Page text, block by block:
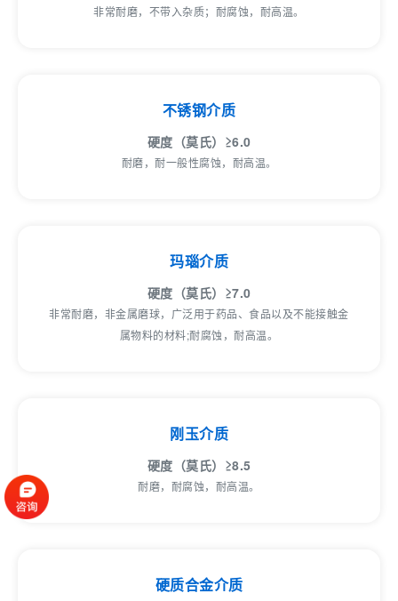
非常耐磨，不带入杂质；耐腐蚀，耐高温。
不锈钢介质
硬度（莫氏）≥6.0
耐磨，耐一般性腐蚀，耐高温。
玛瑙介质
硬度（莫氏）≥7.0
非常耐磨，非金属磨球，广泛用于药品、食品以及不能接触金
属物料的材料;耐腐蚀，耐高温。
刚玉介质
硬度（莫氏）≥8.5
耐磨，耐腐蚀，耐高温。
硬质合金介质